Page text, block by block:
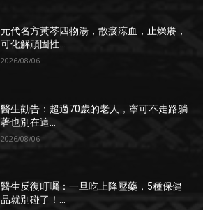
元代名方黃芩四物湯，散瘀涼血，止燥癢，
可化解頑固性...
2026/08/06
醫生勸告：超過70歲的老人，寧可不走路躺
著也別在這...
2026/08/06
醫生反復叮囑：一旦吃上降壓藥，5種保健
品就別碰了！...